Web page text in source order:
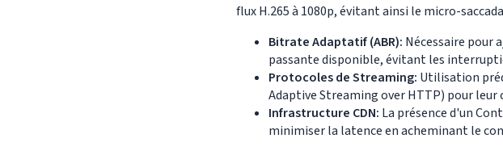
flux H.265 à 1080p, évitant ainsi le micro-
Bitrate Adaptatif (ABR): Nécessaire pour
passante disponible, évitant les
Protocoles de Streaming: Utilisation
Adaptive Streaming over HTTP) pour
Infrastructure CDN: La présence d'un
minimiser la latence en acheminant le